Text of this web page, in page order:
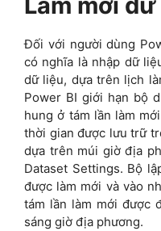
Đối với người dùng
có nghĩa là nhập dữ
dữ liệu, dựa trên lịch
Power BI giới hạn bộ
hung ở tám lần làm
thời gian được lưu trữ
dựa trên múi giờ địa
Dataset Settings. Bộ
được làm mới và vào
tám lần làm mới được
sáng giờ địa phương.